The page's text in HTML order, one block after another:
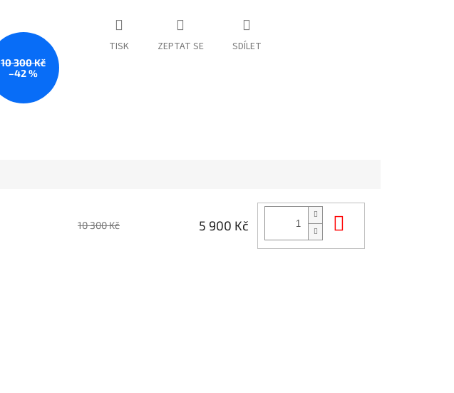
10 300 Kč
–42 %
TISK ZEPTAT SE SDÍLET
10 300 Kč 5 900 Kč